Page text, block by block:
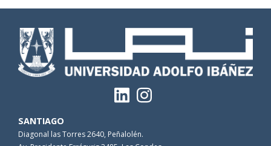
SANTIAGO
Diagonal las Torres 2640, Peñalolén.